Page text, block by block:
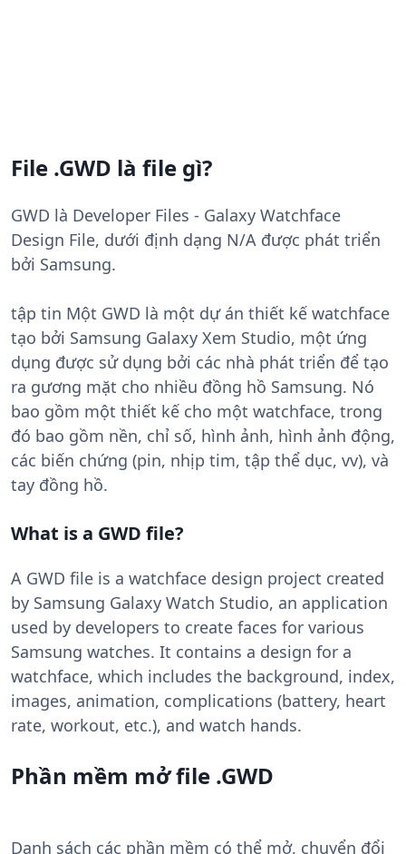
File .GWD là file gì?
GWD là Developer Files - Galaxy Watchface
Design File, dưới định dạng N/A được phát triển
bởi Samsung.
tập tin Một GWD là một dự án thiết kế watchface
tạo bởi Samsung Galaxy Xem Studio, một ứng
dụng được sử dụng bởi các nhà phát triển để tạo
ra gương mặt cho nhiều đồng hồ Samsung. Nó
bao gồm một thiết kế cho một watchface, trong
đó bao gồm nền, chỉ số, hình ảnh, hình ảnh động,
các biến chứng (pin, nhịp tim, tập thể dục, vv), và
tay đồng hồ.
What is a GWD file?
A GWD file is a watchface design project created
by Samsung Galaxy Watch Studio, an application
used by developers to create faces for various
Samsung watches. It contains a design for a
watchface, which includes the background, index,
images, animation, complications (battery, heart
rate, workout, etc.), and watch hands.
Phần mềm mở file .GWD
Danh sách các phần mềm có thể mở, chuyển đổi